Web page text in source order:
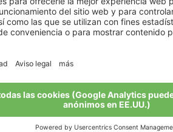
la gran biodiversidad en la
todos alrededor de la masía
fácilmente de una hilera
serán menos abundantes, pero
la biodiversidad de
melocotoneros, los magnolios y
el único modo de tener el
Estamos totalmente convencidos